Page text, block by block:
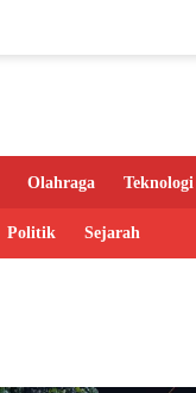
Olahraga Teknologi
Politik Sejarah